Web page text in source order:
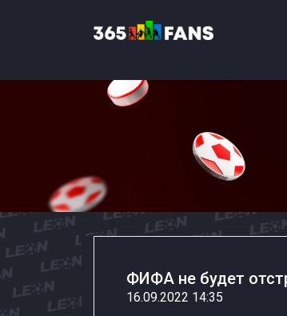
ФИФА не будет
16.09.2022 14:35